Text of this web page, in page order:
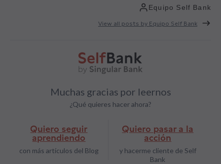
Equipo Self Bank
View all posts by Equipo Self Bank
Muchas gracias por leernos
¿Qué quieres hacer ahora?
Quiero seguir
aprendiendo
con más artículos del Blog
Quiero pasar a la
acción
y hacerme cliente de Self
Bank